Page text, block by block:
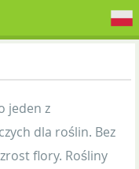
jeden z
dla roślin. Bez
flory. Rośliny